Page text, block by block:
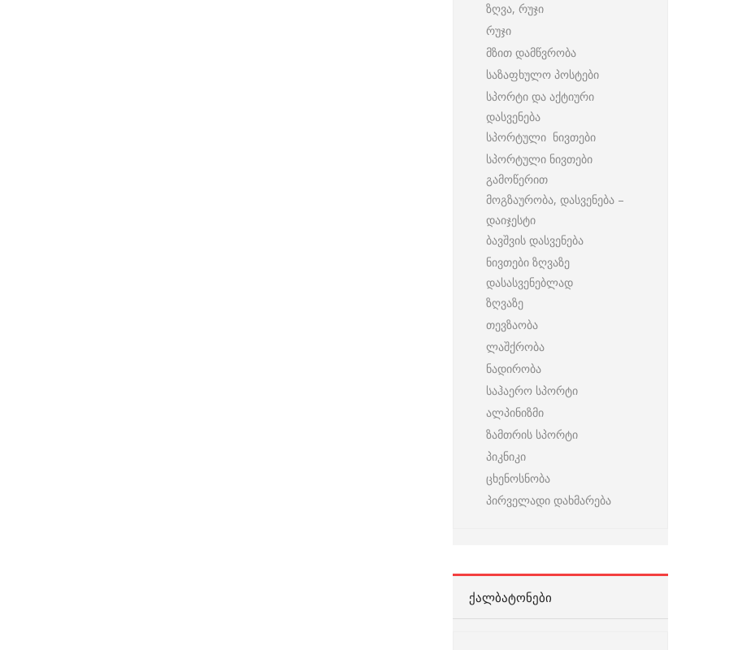
ზღვა, რუჯი
რუჯი
მზით დამწვრობა
საზაფხულო პოსტები
სპორტი და აქტიური
დასვენება
სპორტული ნივთები
სპორტული ნივთები
გამოწერით
მოგზაურობა, დასვენება –
დაიჯესტი
ბავშვის დასვენება
ნივთები ზღვაზე
დასასვენებლად
ზღვაზე
თევზაობა
ლაშქრობა
ნადირობა
საჰაერო სპორტი
ალპინიზმი
ზამთრის სპორტი
პიკნიკი
ცხენოსნობა
პირველადი დახმარება
ᲥᲐᲚᲑᲐᲢᲝᲜᲔᲑᲘ